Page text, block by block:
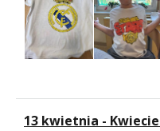
13 kwietnia -